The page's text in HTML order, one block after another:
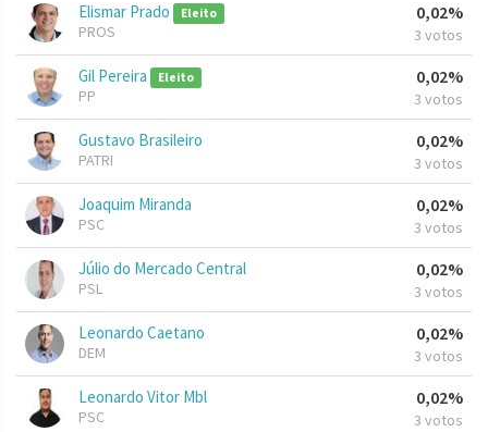
Elismar Prado Eleito
PROS
0,02%
3 votos
Gil Pereira Eleito
PP
0,02%
3 votos
Gustavo Brasileiro
PATRI
0,02%
3 votos
Joaquim Miranda
PSC
0,02%
3 votos
Júlio do Mercado Central
PSL
0,02%
3 votos
Leonardo Caetano
DEM
0,02%
3 votos
Leonardo Vitor Mbl
PSC
0,02%
3 votos